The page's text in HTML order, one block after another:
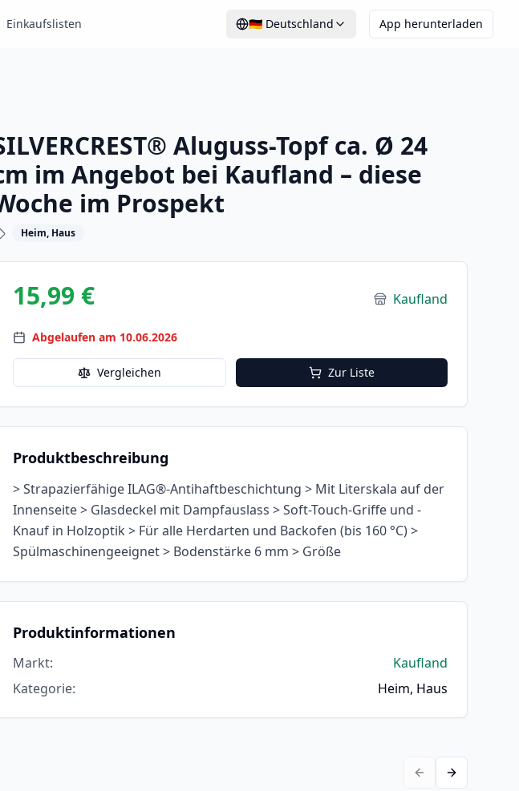
Einkaufslisten 🇩🇪 Deutschland App herunterladen
Aluguss-Topf ca. Ø 24
im Angebot bei Kaufland – diese
im Prospekt
Heim, Haus
15,99 € Kaufland
Abgelaufen am 10.06.2026
Vergleichen Zur Liste
Produktbeschreibung
> Strapazierfähige ILAG®-Antihaftbeschichtung > Mit Literskala auf der
Innenseite > Glasdeckel mit Dampfauslass > Soft-Touch-Griffe und -
Knauf in Holzoptik > Für alle Herdarten und Backofen (bis 160 °C) >
Spülmaschinengeeignet > Bodenstärke 6 mm > Größe
Produktinformationen
Markt:
Kaufland
Kategorie: Heim, Haus